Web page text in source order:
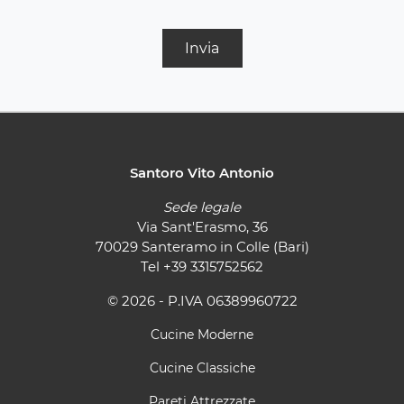
Invia
Santoro Vito Antonio
Sede legale
Via Sant'Erasmo, 36
70029 Santeramo in Colle (Bari)
Tel +39 3315752562
© 2026 - P.IVA 06389960722
Cucine Moderne
Cucine Classiche